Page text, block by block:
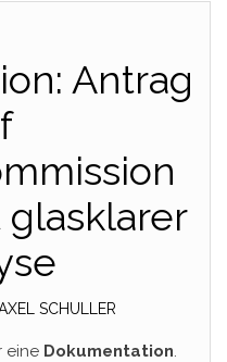
Antrag
glasklarer
SCHULLER
eine Dokumentation.